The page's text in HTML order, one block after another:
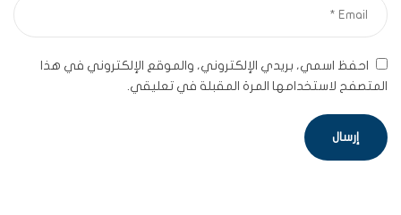
احفظ اسمي، بريدي الإلكتروني، والموقع الإلكتروني في هذا
المتصفح لاستخدامها المرة المقبلة في تعليقي.